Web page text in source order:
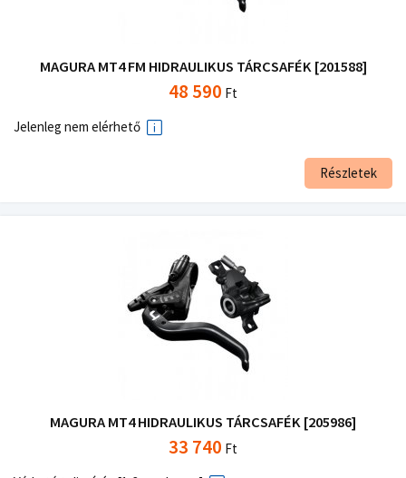
MAGURA MT4 FM HIDRAULIKUS TÁRCSAFÉK [201588]
48 590 Ft
Jelenleg nem elérhető
Részletek
MAGURA MT4 HIDRAULIKUS TÁRCSAFÉK [205986]
33 740 Ft